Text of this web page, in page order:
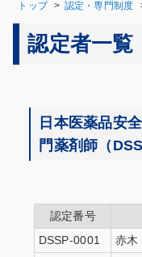
トップ 認定・専門制度
認定者一覧
日本医薬品安
門薬剤師（
認定番号
DSSP-0001
赤